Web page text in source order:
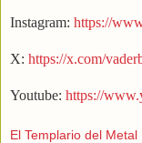
Instagram: https://
X: https://x.com/
Youtube: https://
El Templario del Metal